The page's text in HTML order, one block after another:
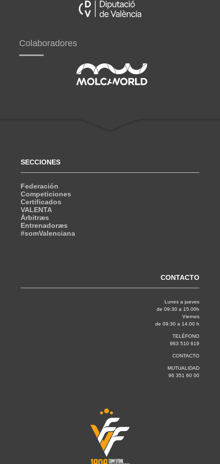
Colaboradores
SECCIONES
Federación
Competiciones
Certificados
VALENTA
Árbitræs
Entrenadoræs
#somValenciana
CONTACTO
Lunes a jueves
de 09:30 a 15.00h
Viernes
de 09:30 a 14.00 h
TELÉFONO
963 510 619
CONTACTO
MUTUALIDAD
96 351 60 00